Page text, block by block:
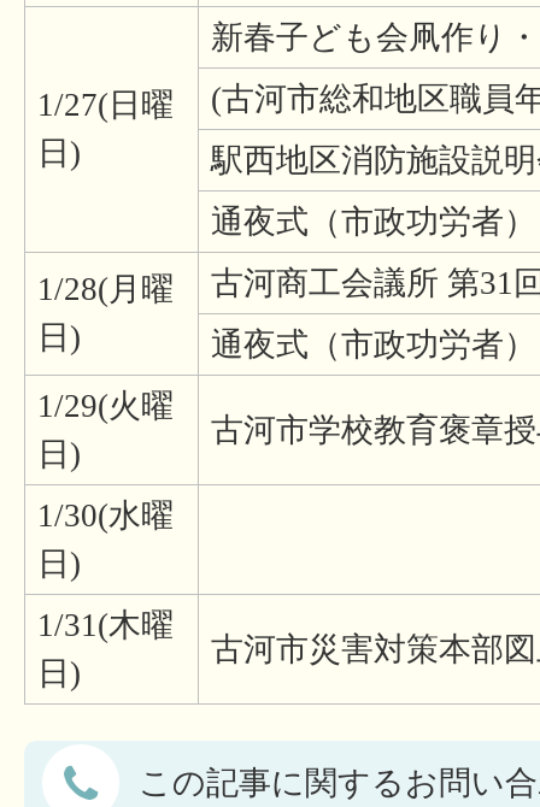
1/27(日曜
日)
新春子ども会凧作り
(古河市総和地区職員
駅西地区消防施設説
通夜式（市政功労者）
1/28(月曜
日)
古河商工会議所 第31
通夜式（市政功労者）
1/29(火曜
日)
古河市学校教育褒章
1/30(水曜
日)
1/31(木曜
日)
古河市災害対策本部
この記事に関するお問い